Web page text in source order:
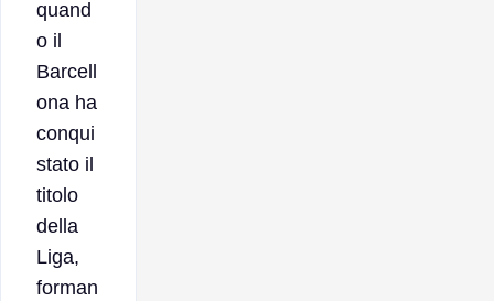
quand
o il
Barcell
ona ha
conqui
stato il
titolo
della
Liga,
forman